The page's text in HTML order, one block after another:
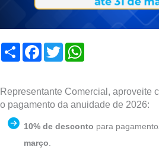
Compartilhar
Facebook
Twitter
Representante Comercial, aproveite
o pagamento da anuidade de 2026:
10% de desconto para
março